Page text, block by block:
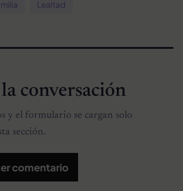
Lealtad
conversación
y el formulario se cargan solo
sección.
comentario